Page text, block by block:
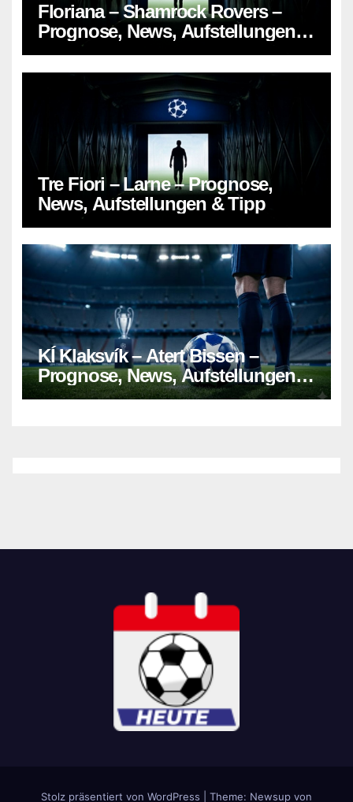
Floriana – Shamrock Rovers –
Prognose, News, Aufstellungen &
Tipp
Tre Fiori – Larne – Prognose,
News, Aufstellungen & Tipp
KÍ Klaksvík – Atert Bissen –
Prognose, News, Aufstellungen &
Tipp
Stolz präsentiert von WordPress Theme: Newsup von